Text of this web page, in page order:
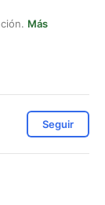
Más
Seguir